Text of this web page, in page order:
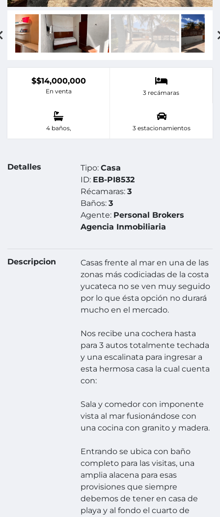
$$14,000,000
En venta 3 recámaras
4 baños, 3 estacionamientos
Detalles Tipo:Casa
ID: EB-PI8532
Récamaras:3
Baños:3
Agente: Personal Brokers
Agencia Inmobiliaria
Descripcion
Casas frente al mar en una de las
zonas más codiciadas de la costa
yucateca no se ven muy seguido
por lo que ésta opción no durará
mucho en el mercado.
Nos recibe una cochera hasta
para 3 autos totalmente techada
y una escalinata para ingresar a
esta hermosa casa la cual cuenta
con:
Sala y comedor con imponente
vista al mar fusionándose con
una cocina con granito y madera.
Entrando se ubica con baño
completo para las visitas, una
amplia alacena para esas
provisiones que siempre
debemos de tener en casa de
playa y al fondo el cuarto de